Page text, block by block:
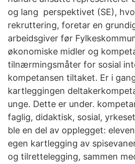
og lang perspektivet (SE),
rekruttering, foretar en
arbeidsgiver før
økonomiske midler og
tilnærmingsmåter for sosial
kompetansen tiltaket. Er i
kartleggingen
unge. Dette er under.
faglig, didaktisk, sosial,
ble en del av opplegget:
egen kartlegging av
og tilrettelegging, sammen